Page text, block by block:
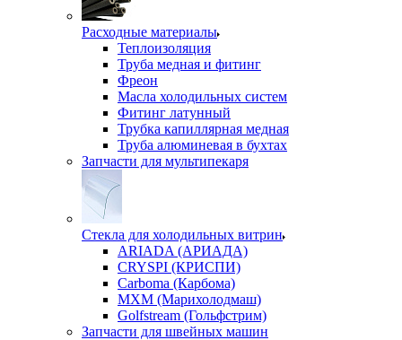
Расходные материалы
Теплоизоляция
Труба медная и фитинг
Фреон
Масла холодильных систем
Фитинг латунный
Трубка капиллярная медная
Труба алюминевая в бухтах
Запчасти для мультипекаря
Стекла для холодильных витрин
ARIADA (АРИАДА)
CRYSPI (КРИСПИ)
Carboma (Карбома)
MXM (Марихолодмаш)
Golfstream (Гольфстрим)
Запчасти для швейных машин